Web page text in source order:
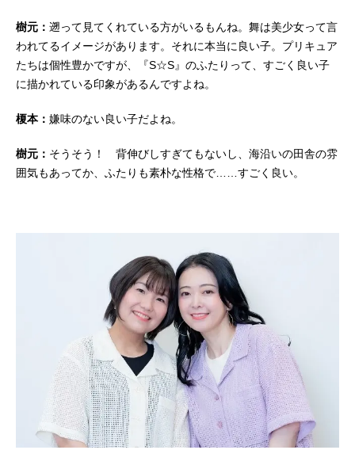
樹元： 遡って見てくれている方がいるもんね。舞は美少女って言
われてるイメージがあります。それに本当に良い子。プリキュア
たちは個性豊かですが、『S☆S』のふたりって、すごく良い子
に描かれている印象があるんですよね。
榎本： 嫌味のない良い子だよね。
樹元： そうそう！ 背伸びしすぎてもないし、海沿いの田舎の雰
囲気もあってか、ふたりも素朴な性格で……すごく良い。